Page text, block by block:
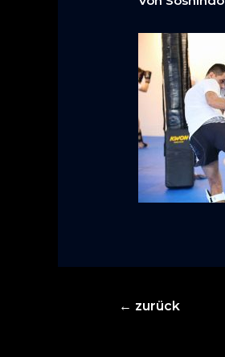
Beitragsnavigation
← zurück